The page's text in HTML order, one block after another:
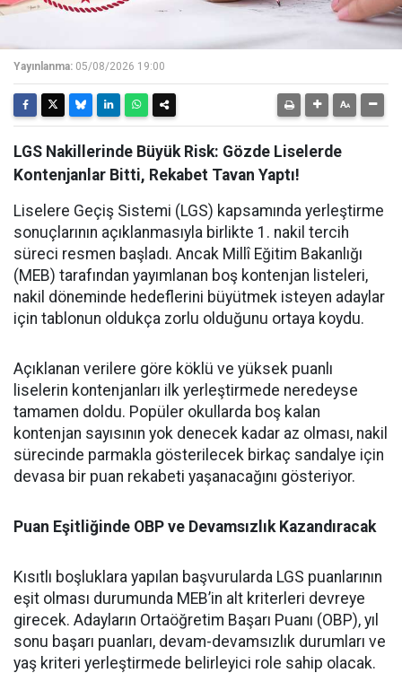
Yayınlanma: 05/08/2026 19:00
LGS Nakillerinde Büyük Risk: Gözde Liselerde
Kontenjanlar Bitti, Rekabet Tavan Yaptı!
Liselere Geçiş Sistemi (LGS) kapsamında yerleştirme
sonuçlarının açıklanmasıyla birlikte 1. nakil tercih
süreci resmen başladı. Ancak Millî Eğitim Bakanlığı
(MEB) tarafından yayımlanan boş kontenjan listeleri,
nakil döneminde hedeflerini büyütmek isteyen adaylar
için tablonun oldukça zorlu olduğunu ortaya koydu.
Açıklanan verilere göre köklü ve yüksek puanlı
liselerin kontenjanları ilk yerleştirmede neredeyse
tamamen doldu. Popüler okullarda boş kalan
kontenjan sayısının yok denecek kadar az olması, nakil
sürecinde parmakla gösterilecek birkaç sandalye için
devasa bir puan rekabeti yaşanacağını gösteriyor.
Puan Eşitliğinde OBP ve Devamsızlık Kazandıracak
Kısıtlı boşluklara yapılan başvurularda LGS puanlarının
eşit olması durumunda MEB’in alt kriterleri devreye
girecek. Adayların Ortaöğretim Başarı Puanı (OBP), yıl
sonu başarı puanları, devam-devamsızlık durumları ve
yaş kriteri yerleştirmede belirleyici role sahip olacak.